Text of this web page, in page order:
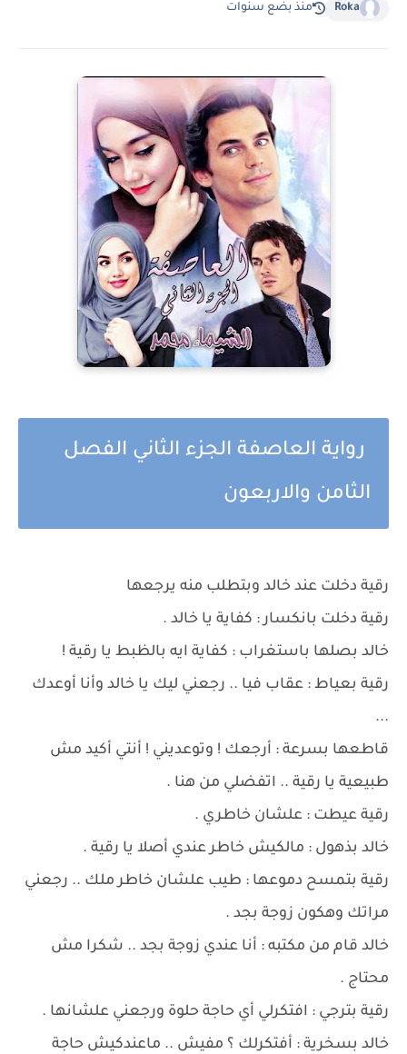
Roka منذ بضع سنوات
رواية العاصفة الجزء الثاني الفصل
الثامن والاربعون
رقية دخلت عند خالد وبتطلب منه يرجعها
رقية دخلت بانكسار : كفاية يا خالد .
خالد بصلها باستغراب : كفاية ايه بالظبط يا رقية !
رقية بعياط : عقاب فيا .. رجعني ليك يا خالد وأنا أوعدك
...
قاطعها بسرعة : أرجعك ! وتوعديني ! أنتي أكيد مش
طبيعية يا رقية .. اتفضلي من هنا .
رقية عيطت : علشان خاطري .
خالد بذهول : مالكيش خاطر عندي أصلا يا رقية .
رقية بتمسح دموعها : طيب علشان خاطر ملك .. رجعني
مراتك وهكون زوجة بجد .
خالد قام من مكتبه : أنا عندي زوجة بجد .. شكرا مش
محتاج .
رقية بترجي : افتكرلي أي حاجة حلوة ورجعني علشانها .
خالد بسخرية : أفتكرلك ؟ مفيش .. ماعندكيش حاجة